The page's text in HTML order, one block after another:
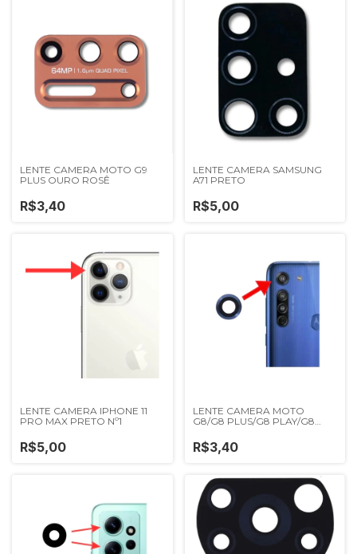
LENTE CAMERA MOTO G9
PLUS OURO ROSÊ
R$3,40
LENTE CAMERA SAMSUNG
A71 PRETO
R$5,00
LENTE CAMERA IPHONE 11
PRO MAX PRETO Nº1
R$5,00
LENTE CAMERA MOTO
G8/G8 PLUS/G8 PLAY/G8
LITE/ONE MACRO REDONDA
AZUL
R$3,40